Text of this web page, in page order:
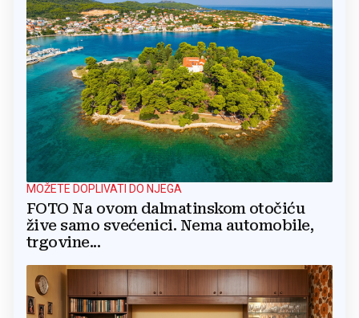
MOŽETE DOPLIVATI DO NJEGA
FOTO Na ovom dalmatinskom otočiću
žive samo svećenici. Nema automobile,
trgovine...